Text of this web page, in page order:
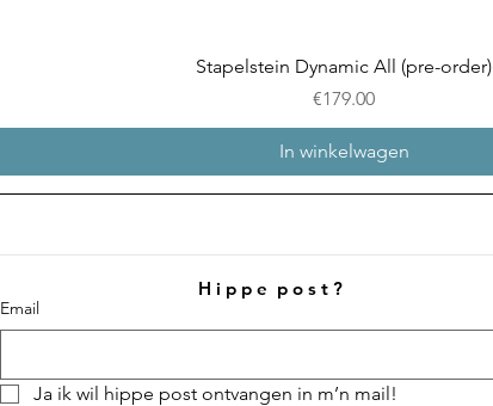
Snel overzicht
Stapelstein Dynamic All (pre-order)
Prijs
€179.00
In winkelwagen
Email
Ja ik wil hippe post ontvangen in m’n mail!
H i p p e p o s t ?